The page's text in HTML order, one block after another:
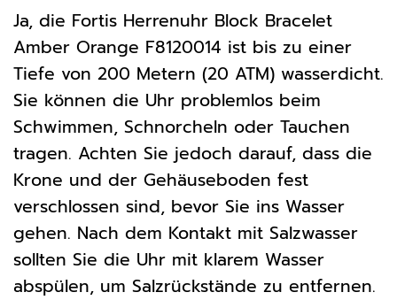
Ja, die Fortis Herrenuhr Block Bracelet
Amber Orange F8120014 ist bis zu einer
Tiefe von 200 Metern (20 ATM) wasserdicht.
Sie können die Uhr problemlos beim
Schwimmen, Schnorcheln oder Tauchen
tragen. Achten Sie jedoch darauf, dass die
Krone und der Gehäuseboden fest
verschlossen sind, bevor Sie ins Wasser
gehen. Nach dem Kontakt mit Salzwasser
sollten Sie die Uhr mit klarem Wasser
abspülen, um Salzrückstände zu entfernen.